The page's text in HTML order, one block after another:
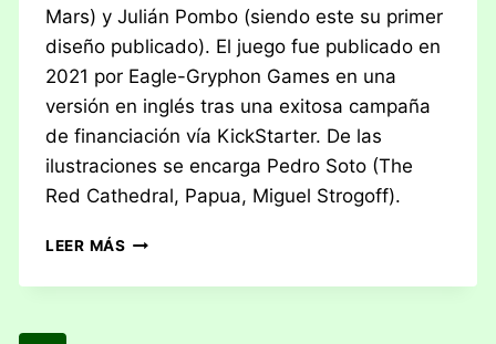
Mars) y Julián Pombo (siendo este su primer
diseño publicado). El juego fue publicado en
2021 por Eagle-Gryphon Games en una
versión en inglés tras una exitosa campaña
de financiación vía KickStarter. De las
ilustraciones se encarga Pedro Soto (The
Red Cathedral, Papua, Miguel Strogoff).
LEER MÁS RESEÑA:
DE